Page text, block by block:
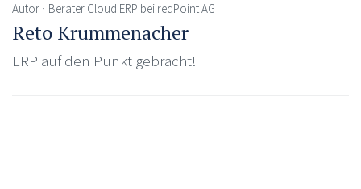
Autor Berater Cloud ERP bei redPoint AG
Reto Krummenacher
ERP auf den Punkt gebracht!